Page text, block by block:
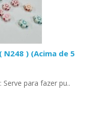
N248 ) (Acima de 5
para fazer pu..